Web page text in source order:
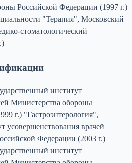
Российской Федерации (1997 г.)
"Терапия", Московский
стоматологический
институт
Министерства обороны
г.) "Гастроэнтерология",
усовершенствования врачей
Федерации (2003 г.)
институт